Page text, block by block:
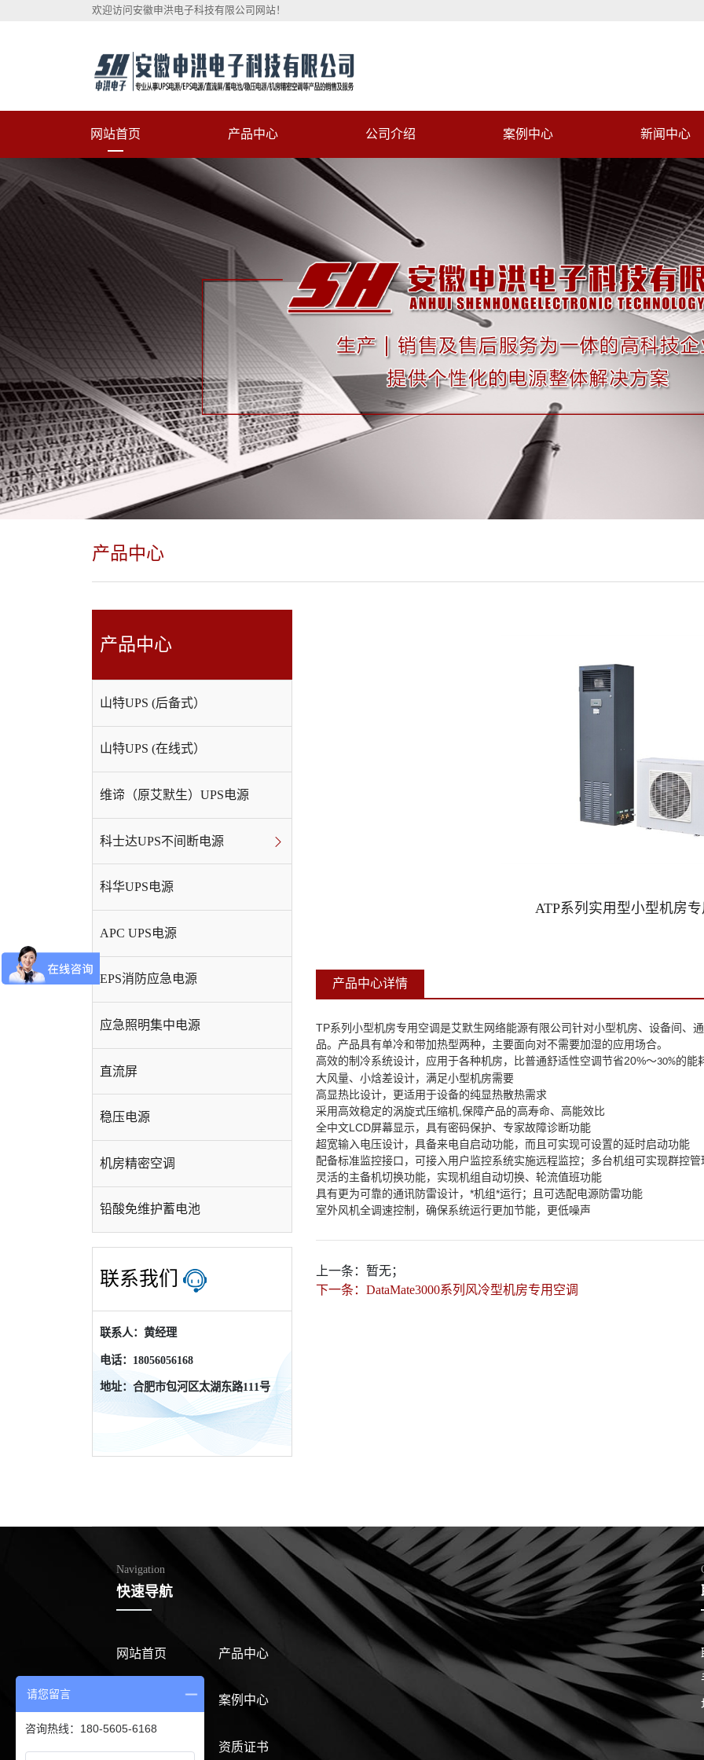
欢迎访问安徽申洪电子科技有限公司网站！
网站首页 产品中心 公司介绍 案例中心 新闻中心
产品中心
产品中心
山特UPS (后备式）
山特UPS (在线式）
维谛（原艾默生）UPS电源
科士达UPS不间断电源
科华UPS电源
APC UPS电源
EPS消防应急电源
应急照明集中电源
直流屏
稳压电源
机房精密空调
铅酸免维护蓄电池
联系我们
联系人：黄经理
电话：18056056168
地址：合肥市包河区太湖东路111号
ATP系列实用型小型机房专
产品中心详情
TP系列小型机房专用空调是艾默生网络能源有限公司针对小型机房、设备间、
品。产品具有单冷和带加热型两种，主要面向对不需要加湿的应用场合。
高效的制冷系统设计，应用于各种机房，比普通舒适性空调节省20%～30%的能
大风量、小焓差设计，满足小型机房需要
高显热比设计，更适用于设备的纯显热散热需求
采用高效稳定的涡旋式压缩机 保障产品的高寿命、高能效比
全中文LCD屏幕显示，具有密码保护、专家故障诊断功能
超宽输入电压设计，具备来电自启动功能，而且可实现可设置的延时启动功能
配备标准监控接口，可接入用户监控系统实施远程监控；多台机组可实现群控管
灵活的主备机切换功能，实现机组自动切换、轮流值班功能
具有更为可靠的通讯防雷设计，*机组*运行；且可选配电源防雷功能
室外风机全调速控制，确保系统运行更加节能，更低噪声
上一条： 暂无；
下一条： DataMate3000系列风冷型机房专用空调
Navigation
快速导航
网站首页 产品中心
案例中心
资质证书
请您留言
咨询热线：180-5605-6168